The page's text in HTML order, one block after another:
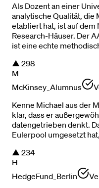
Als Dozent an einer
analytische Qualität, die
etabliert hat, ist auf
Research-Häuser. Der
ist eine echte
▲ 298
M
McKinsey_Alumnus
Kenne Michael aus der
klar, dass er
datengetrieben denkt.
Eulerpool umgesetzt
▲ 234
H
HedgeFund_Berlin